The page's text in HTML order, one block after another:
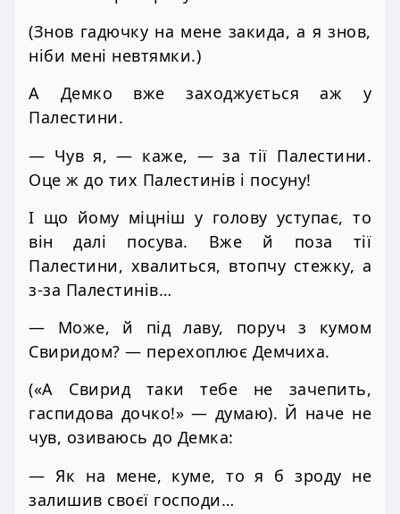
(Знов гадючку на мене закида, а я знов,
ніби мені невтямки.)
А Демко вже заходжується аж у
Палестини.
— Чув я, — каже, — за тії Палестини.
Оце ж до тих Палестинів і посуну!
І що йому міцніш у голову уступає, то
він далі посува. Вже й поза тії
Палестини, хвалиться, втопчу стежку, а
з-за Палестинів…
— Може, й під лаву, поруч з кумом
Свиридом? — перехоплює Демчиха.
(«А Свирид таки тебе не зачепить,
гаспидова дочко!» — думаю). Й наче не
чув, озиваюсь до Демка:
— Як на мене, куме, то я б зроду не
залишив своєї господи…